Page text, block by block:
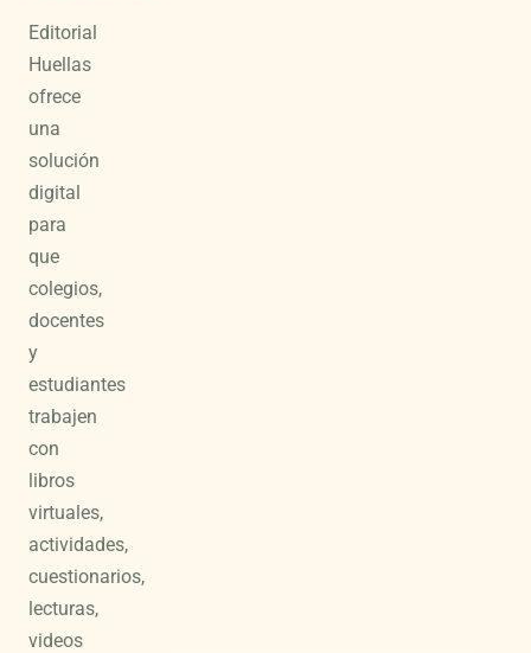
Editorial
Huellas
ofrece
una
solución
digital
para
que
colegios,
docentes
y
estudiantes
trabajen
con
libros
virtuales,
actividades,
cuestionarios,
lecturas,
videos